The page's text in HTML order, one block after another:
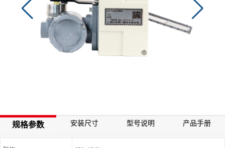
规格参数 安装尺寸 型号说明 产品手册